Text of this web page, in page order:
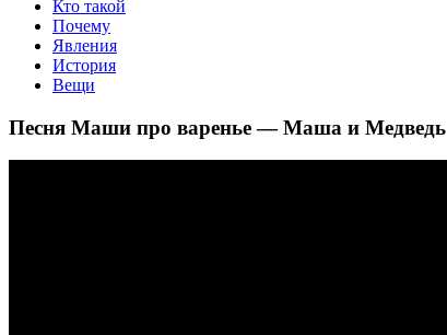
Кто такой
Почему
Явления
История
Вещи
Песня Маши про варенье — Маша и Медведь